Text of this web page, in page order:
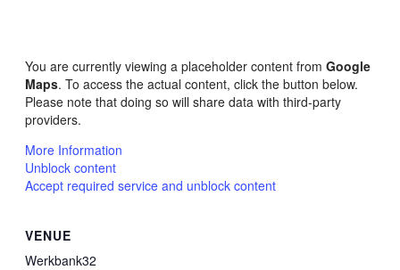
VENUE
Werkbank32
You are currently viewing a placeholder content from Google
Maps. To access the actual content, click the button below.
Please note that doing so will share data with third-party
providers.
More Information
Unblock content
Accept required service and unblock content